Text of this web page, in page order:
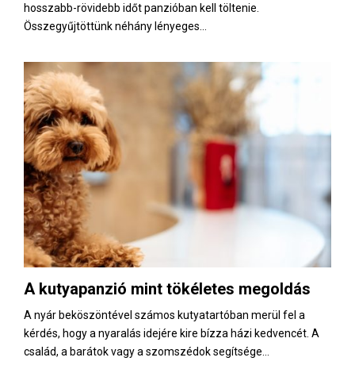
hosszabb-rövidebb időt panzióban kell töltenie.
Összegyűjtöttünk néhány lényeges...
A kutyapanzió mint tökéletes megoldás
A nyár beköszöntével számos kutyatartóban merül fel a
kérdés, hogy a nyaralás idejére kire bízza házi kedvencét. A
család, a barátok vagy a szomszédok segítsége...